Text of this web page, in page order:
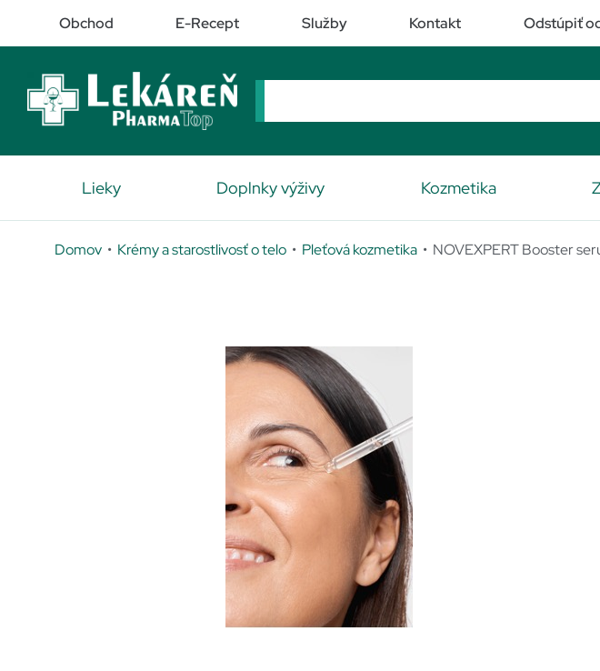
Obchod E-Recept Služby Kontakt Odstúpiť
Lieky Doplnky výživy Kozmetika
Domov • Krémy a starostlivosť o telo • Pleťová kozmetika • NOVEXPERT Booster